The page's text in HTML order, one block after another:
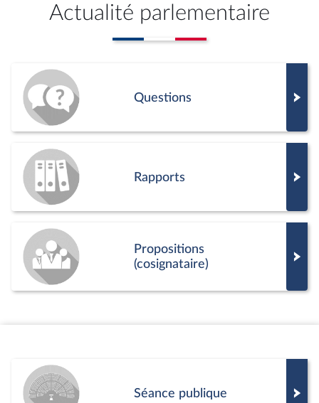
Actualité parlementaire
Questions
Rapports
Propositions
(cosignataire)
Séance publique